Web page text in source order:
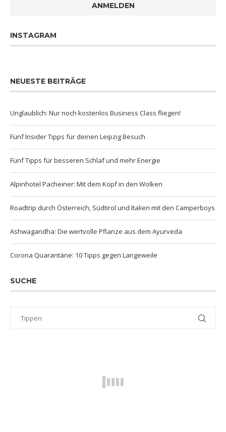
ANMELDEN
INSTAGRAM
NEUESTE BEITRÄGE
Unglaublich: Nur noch kostenlos Business Class fliegen!
Fünf Insider Tipps für deinen Leipzig Besuch
Fünf Tipps für besseren Schlaf und mehr Energie
Alpinhotel Pacheiner: Mit dem Kopf in den Wolken
Roadtrip durch Österreich, Südtirol und Italien mit den Camperboys
Ashwagandha: Die wertvolle Pflanze aus dem Ayurveda
Corona Quarantäne: 10 Tipps gegen Langeweile
SUCHE